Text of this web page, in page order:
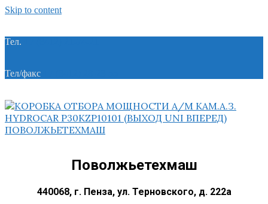
Skip to content
Тел.
Тел/факс
Поволжьетехмаш
440068, г. Пенза, ул. Терновского, д. 222а